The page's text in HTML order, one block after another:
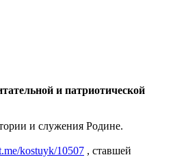
и патриотической
и служения Родине.
kostuyk/10507 , ставшей